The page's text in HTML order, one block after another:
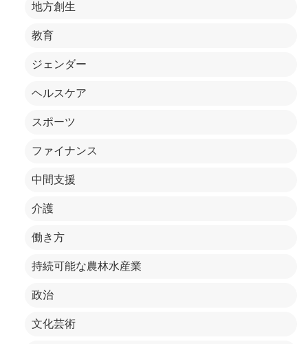
地方創生
教育
ジェンダー
ヘルスケア
スポーツ
ファイナンス
中間支援
介護
働き方
持続可能な農林水産業
政治
文化芸術